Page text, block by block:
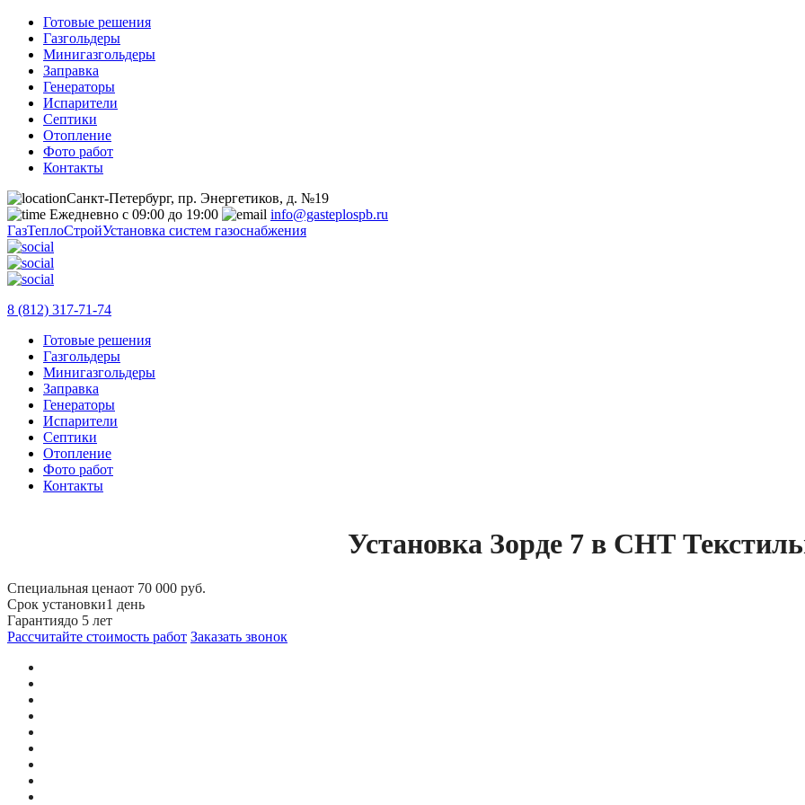
Готовые решения
Газгольдеры
Минигазгольдеры
Заправка
Генераторы
Испарители
Септики
Отопление
Фото работ
Контакты
Санкт-Петербург, пр. Энергетиков, д. №19
Ежедневно с 09:00 до 19:00
info@gasteplospb.ru
ГазТеплоСтройУстановка систем газоснабжения
8 (812) 317-71-74
Готовые решения
Газгольдеры
Минигазгольдеры
Заправка
Генераторы
Испарители
Септики
Отопление
Фото работ
Контакты
Установка Зорде 7 в СНТ
Специальная ценаот 70 000 руб.
Срок установки1 день
Гарантиядо 5 лет
Рассчитайте стоимость работ Заказать звонок